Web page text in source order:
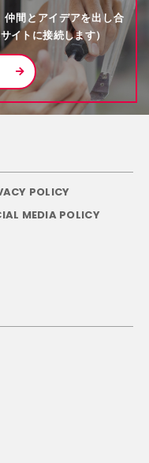
仲間とアイデアを出し合
イトに接続します）
POLICY
MEDIA POLICY